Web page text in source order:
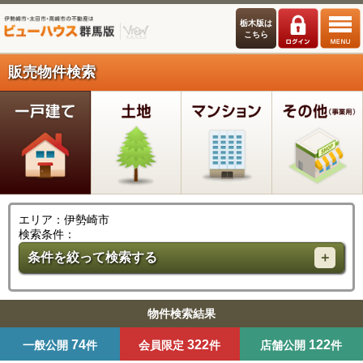
栃木版は
こちら
販売物件検索
エリア：伊勢崎市
検索条件：
条件を絞って検索する
物件検索結果
一般公開 74件 会員限定 322件 店舗公開 122件